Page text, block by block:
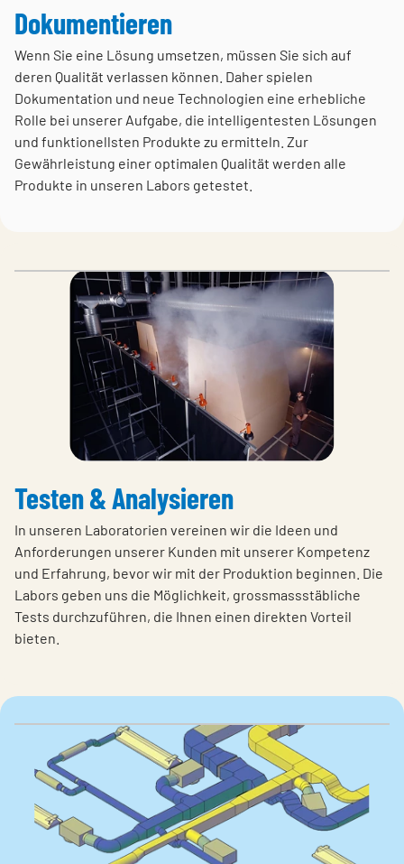
Dokumentieren
Wenn Sie eine Lösung umsetzen, müssen Sie sich auf
deren Qualität verlassen können. Daher spielen
Dokumentation und neue Technologien eine erhebliche
Rolle bei unserer Aufgabe, die intelligentesten Lösungen
und funktionellsten Produkte zu ermitteln. Zur
Gewährleistung einer optimalen Qualität werden alle
Produkte in unseren Labors getestet.
Testen & Analysieren
In unseren Laboratorien vereinen wir die Ideen und
Anforderungen unserer Kunden mit unserer Kompetenz
und Erfahrung, bevor wir mit der Produktion beginnen. Die
Labors geben uns die Möglichkeit, grossmassstäbliche
Tests durchzuführen, die Ihnen einen direkten Vorteil
bieten.